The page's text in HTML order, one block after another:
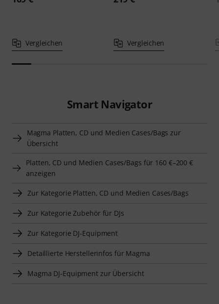
Vergleichen Vergleichen
Smart Navigator
Magma Platten, CD und Medien Cases/Bags zur
Übersicht
Platten, CD und Medien Cases/Bags für 160 €–200 €
anzeigen
Zur Kategorie Platten, CD und Medien Cases/Bags
Zur Kategorie Zubehör für DJs
Zur Kategorie DJ-Equipment
Detaillierte Herstellerinfos für Magma
Magma DJ-Equipment zur Übersicht